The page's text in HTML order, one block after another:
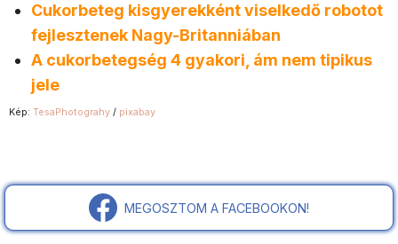
Cukorbeteg kisgyerekként viselkedő robotot
fejlesztenek Nagy-Britanniában
A cukorbetegség 4 gyakori, ám nem tipikus
jele
Kép: TesaPhotograhy / pixabay
MEGOSZTOM A FACEBOOKON!